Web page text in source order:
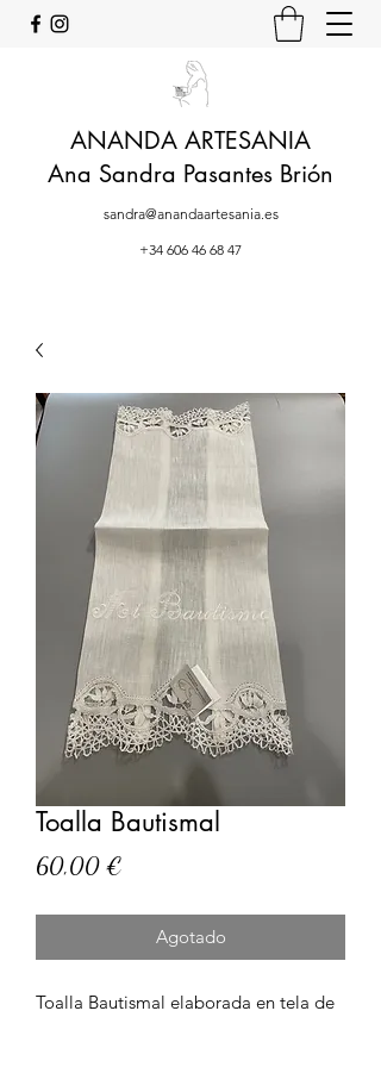
ANANDA ARTESANIA
Ana Sandra Pasantes Brión
sandra@anandaartesania.es
+34 606 46 68 47
Toalla Bautismal
60,00 €
Agotado
Toalla Bautismal elaborada en tela de